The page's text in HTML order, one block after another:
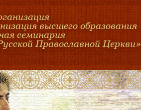
высшего образования
семинария
Православной Церкви»